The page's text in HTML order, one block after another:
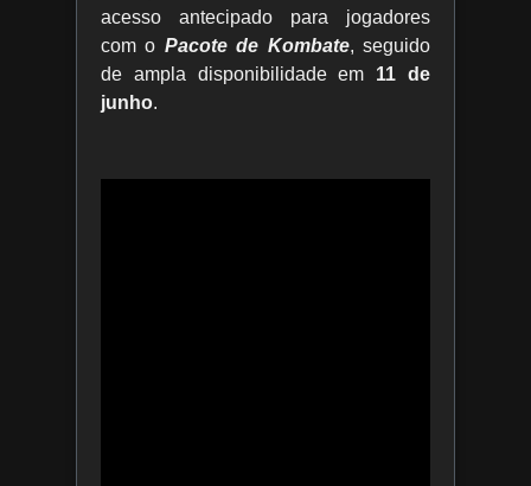
acesso antecipado para jogadores
com o Pacote de Kombate, seguido
de ampla disponibilidade em 11 de
junho.